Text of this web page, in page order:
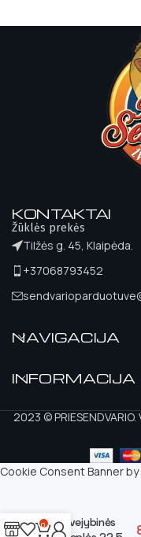
KONTAKTAI
Žūklės prekės
Tilžės g. 45, Klaipėda.
+37068793452
NAVIGACIJA
INFORMACIJA
2023 ©
Žvejybinės
0
Cookie Consent Banner